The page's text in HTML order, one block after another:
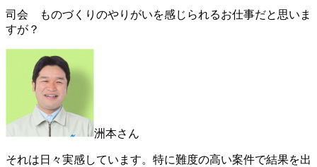
司会 ものづくりのやりがいを感じられるお仕事だと思いま
すが？
洲本さん
それは日々実感しています。特に難度の高い案件で結果を出